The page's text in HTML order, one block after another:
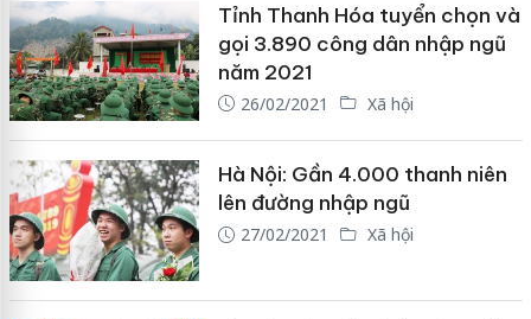
Tỉnh Thanh Hóa tuyển chọn và
gọi 3.890 công dân nhập ngũ
năm 2021
26/02/2021 Xã hội
Hà Nội: Gần 4.000 thanh niên
lên đường nhập ngũ
27/02/2021 Xã hội